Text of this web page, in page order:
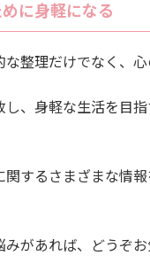
に身軽になる
整理だけでなく、心
し、身軽な生活を目
関するさまざまな情
があれば、どうぞお